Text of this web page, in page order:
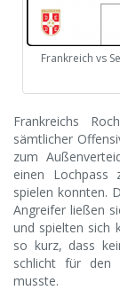
Frankreich vs
Frankreichs
sämtlicher
zum
einen Lochpass
spielen konnten.
Angreifer ließen
und spielten sich
so kurz, dass
schlicht für den
musste.